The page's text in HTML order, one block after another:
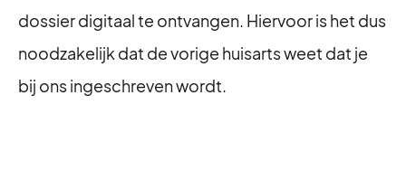
dossier digitaal te ontvangen. Hiervoor is het dus
noodzakelijk dat de vorige huisarts weet dat je
bij ons ingeschreven wordt.